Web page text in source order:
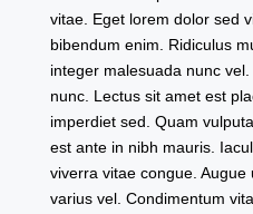
vitae. Eget lorem dolor sed
bibendum enim. Ridiculus
integer malesuada nunc
nunc. Lectus sit amet est
imperdiet sed. Quam
est ante in nibh mauris.
viverra vitae congue.
varius vel. Condimentum